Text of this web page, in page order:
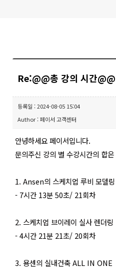
Re:@@총 강의 시간@@
등록일 : 2024-08-05 15:04
Author : 페이서 고객센터
안녕하세요 페이서입니다.
문의주신 강의 별 수강시간의 합
1. Ansen의 스케치업 루비 모델
- 7시간 13분 50초/ 21회차
2. 스케치업 브이레이 실사 렌더링
- 4시간 21분 21초/ 20회차
3. 용센의 실내건축 ALL IN ONE